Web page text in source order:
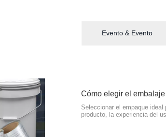
Evento & Evento
Cómo elegir el
Seleccionar el empaque
producto, la experiencia del